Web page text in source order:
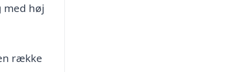
med høj
række